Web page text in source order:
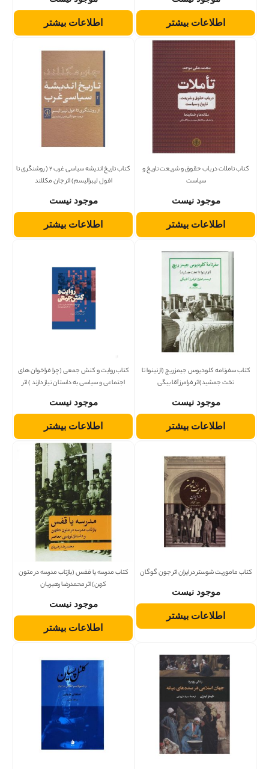
اطلاعات بیشتر اطلاعات بیشتر
کتاب تاملات در باب حقوق و شریعت تاریخ و
سیاست
موجود نیست
اطلاعات بیشتر
کتاب تاریخ اندیشه سیاسی غرب 2 ( روشنگری تا
افول لیبرالیسم) اثر جان مکللند
موجود نیست
اطلاعات بیشتر
کتاب سفرنامه کلودیوس جیمز ریچ (از نینوا تا
تخت جمشید)اثر فرامرز آقا بیگی
موجود نیست
اطلاعات بیشتر
کتاب روایت و کنش جمعی (چرا فراخوان های
اجتماعی و سیاسی به داستان نیاز دارند ) اثر
موجود نیست
اطلاعات بیشتر
کتاب ماموریت شوستر در ایران اثر جون گوگان
موجود نیست
اطلاعات بیشتر
کتاب مدرسه یا قفس (بازتاب مدرسه در متون
کهن) اثر محمدرضا رهبریان
موجود نیست
اطلاعات بیشتر